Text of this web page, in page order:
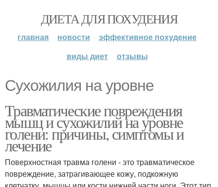
ДИЕТА ДЛЯ ПОХУДЕНИЯ
главная новости
эффективное похудение
виды диет
отзывы
Сухожилия на уровне
Травматические повреждения
мышц и сухожилий на уровне
голени: причины, симптомы и
лечение
Поверхностная травма голени - это травматическое
повреждение, затрагивающее кожу, подкожную